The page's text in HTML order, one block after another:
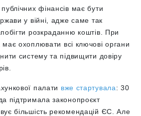
фінансів має бути
у війні, адже саме так
розкраданню коштів. При
охоплювати всі ключові органи
систему та підвищити довіру
палати вже стартувала: 30
підтримала законопроєкт
більшість рекомендацій ЄС. Але